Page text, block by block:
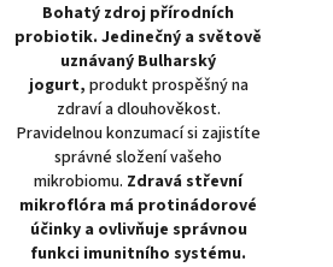
Bohatý zdroj přírodních
probiotik. Jedinečný a světově
uznávaný Bulharský
jogurt, produkt prospěšný na
zdraví a dlouhověkost.
Pravidelnou konzumací si zajistíte
správné složení vašeho
mikrobiomu. Zdravá střevní
mikroflóra má protinádorové
účinky a ovlivňuje správnou
funkci imunitního systému.